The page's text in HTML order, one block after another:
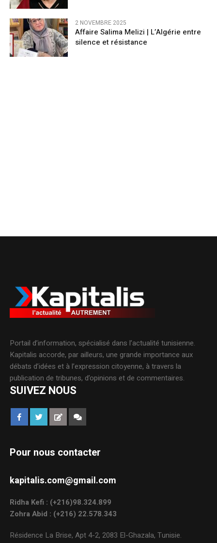
2 NOVEMBRE 2025
Affaire Salima Melizi | L’Algérie entre
silence et résistance
Portail d’information, spécialisé dans l’actualité tunisienne.
Kapitalis accorde, par ailleurs, une grande importance aux
débats d’idées et à l’expression citoyenne, à travers la
publication de tribunes, d’opinions et de commentaires.
SUIVEZ NOUS
Pour nous contacter
kapitalis.com@gmail.com
Ridha Kefi : (+216)98.324.899
Zohra Abid : (+216) 22.578.343
Résidence La Brise, Apt 4-2, 2083 El-Ghazala, Tunisie.